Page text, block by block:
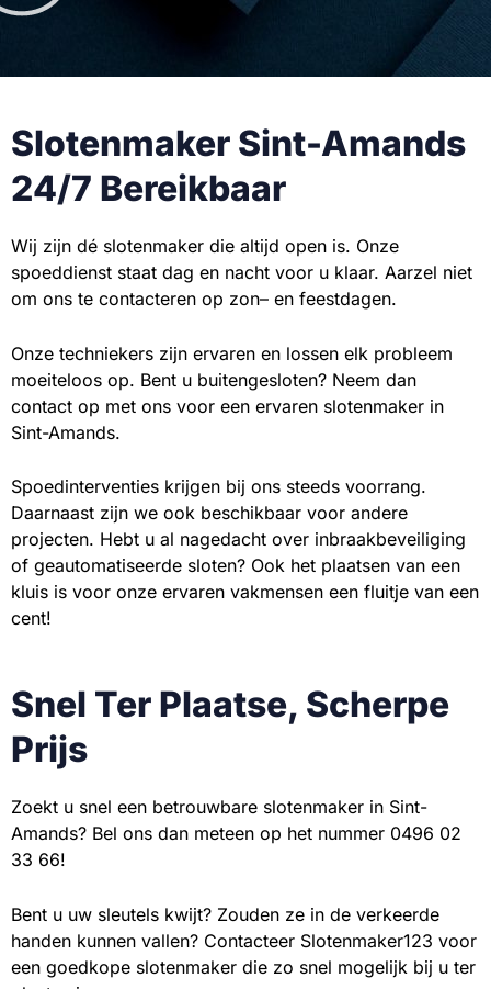
Slotenmaker Sint-Amands
24/7 Bereikbaar
Wij zijn dé slotenmaker die altijd open is. Onze
spoeddienst staat dag en nacht voor u klaar. Aarzel niet
om ons te contacteren op zon– en feestdagen.
Onze techniekers zijn ervaren en lossen elk probleem
moeiteloos op. Bent u buitengesloten? Neem dan
contact op met ons voor een ervaren slotenmaker in
Sint-Amands.
Spoedinterventies krijgen bij ons steeds voorrang.
Daarnaast zijn we ook beschikbaar voor andere
projecten. Hebt u al nagedacht over inbraakbeveiliging
of geautomatiseerde sloten? Ook het plaatsen van een
kluis is voor onze ervaren vakmensen een fluitje van een
cent!
Snel Ter Plaatse, Scherpe
Prijs
Zoekt u snel een betrouwbare slotenmaker in Sint-
Amands? Bel ons dan meteen op het nummer 0496 02
33 66!
Bent u uw sleutels kwijt? Zouden ze in de verkeerde
handen kunnen vallen? Contacteer Slotenmaker123 voor
een goedkope slotenmaker die zo snel mogelijk bij u ter